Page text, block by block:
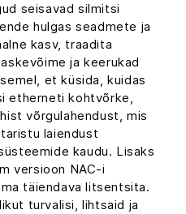
seisavad silmitsi
hulgas seadmete ja
kasv, traadita
ja keerukad
et küsida, kuidas
etherneti kohtvõrke,
võrgulahendust, mis
laiendust
kaudu. Lisaks
versioon NAC-i
täiendava litsentsita.
turvalisi, lihtsaid ja